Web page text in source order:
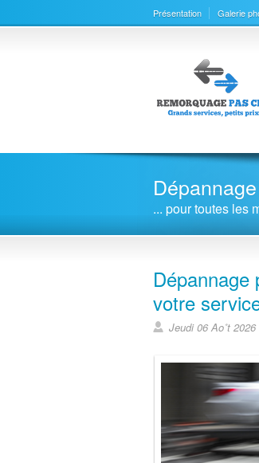
Présentation Galerie
... pour toutes les
Dépannage
votre
Jeudi 06 Ao˚t 2026